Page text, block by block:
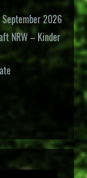
2026
NRW – Kinder